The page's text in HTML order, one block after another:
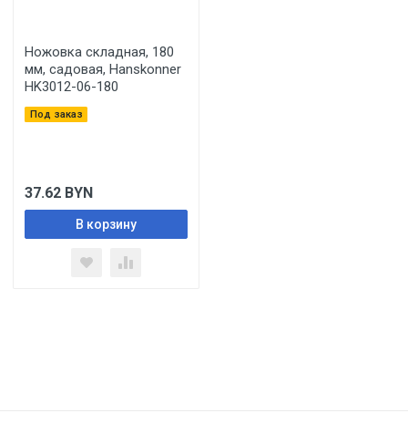
Ножовка складная, 180
мм, садовая, Hanskonner
HK3012-06-180
Под заказ
37.62 BYN
В корзину